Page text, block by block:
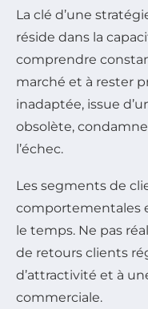
La clé d’une
réside dans la
comprendre
marché et à rester
inadaptée, issue
obsolète,
l’échec.
Les segments de
comportementales
le temps. Ne pas
de retours clients
d’attractivité et à
commerciale.